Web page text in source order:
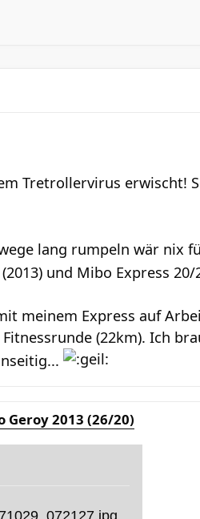
Tretrollervirus erwischt!
lang rumpeln wär nix
und Mibo Express 20/
meinem Express auf
(22km). Ich
Geroy 2013 (26/20)